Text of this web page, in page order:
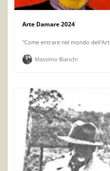
Arte Damare 2024
"Come entrare nel mondo
Massimo Bianchi